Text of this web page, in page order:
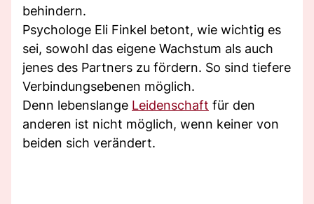
behindern.
Psychologe Eli Finkel betont, wie wichtig es
sei, sowohl das eigene Wachstum als auch
jenes des Partners zu fördern. So sind tiefere
Verbindungsebenen möglich.
Denn lebenslange Leidenschaft für den
anderen ist nicht möglich, wenn keiner von
beiden sich verändert.